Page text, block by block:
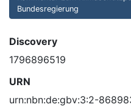
Bundesregierung
Discovery
1796896519
URN
urn:nbn:de:gbv:3:2-